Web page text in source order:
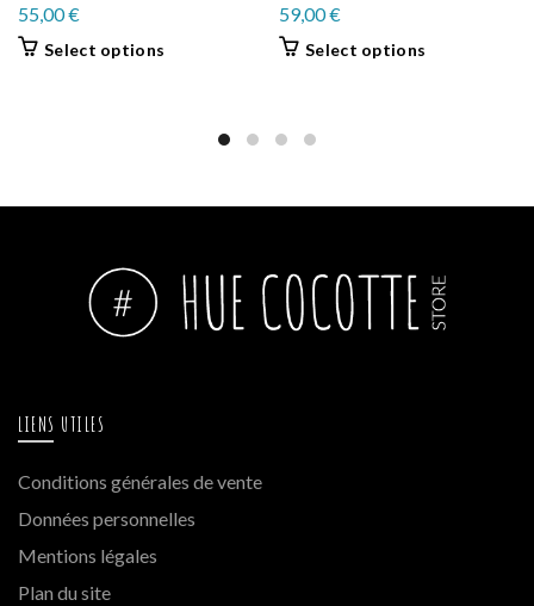
55,00€
Select options
59,00€
Select options
LIENS UTILES
Conditions générales de vente
Données personnelles
Mentions légales
Plan du site